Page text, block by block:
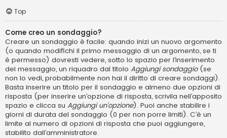
Top
Come creo un sondaggio?
Creare un sondaggio è facile: quando inizi un nuovo argomento
(o quando modifichi il primo messaggio di un argomento, se ti
è permesso) dovresti vedere, sotto lo spazio per l’inserimento
del messaggio, un riquadro dal titolo Aggiungi sondaggio(se
non lo vedi, probabilmente non hai il diritto di creare sondaggi).
Basta inserire un titolo per il sondaggio e almeno due opzioni di
risposta (per inserire un’opzione di risposta, scrivila nell’apposito
spazio e clicca su Aggiungi un’opzione). Puoi anche stabilire i
giorni di durata del sondaggio (0 per non porre limiti). C’è un
limite al numero di opzioni di risposta che puoi aggiungere,
stabilito dall’amministratore.